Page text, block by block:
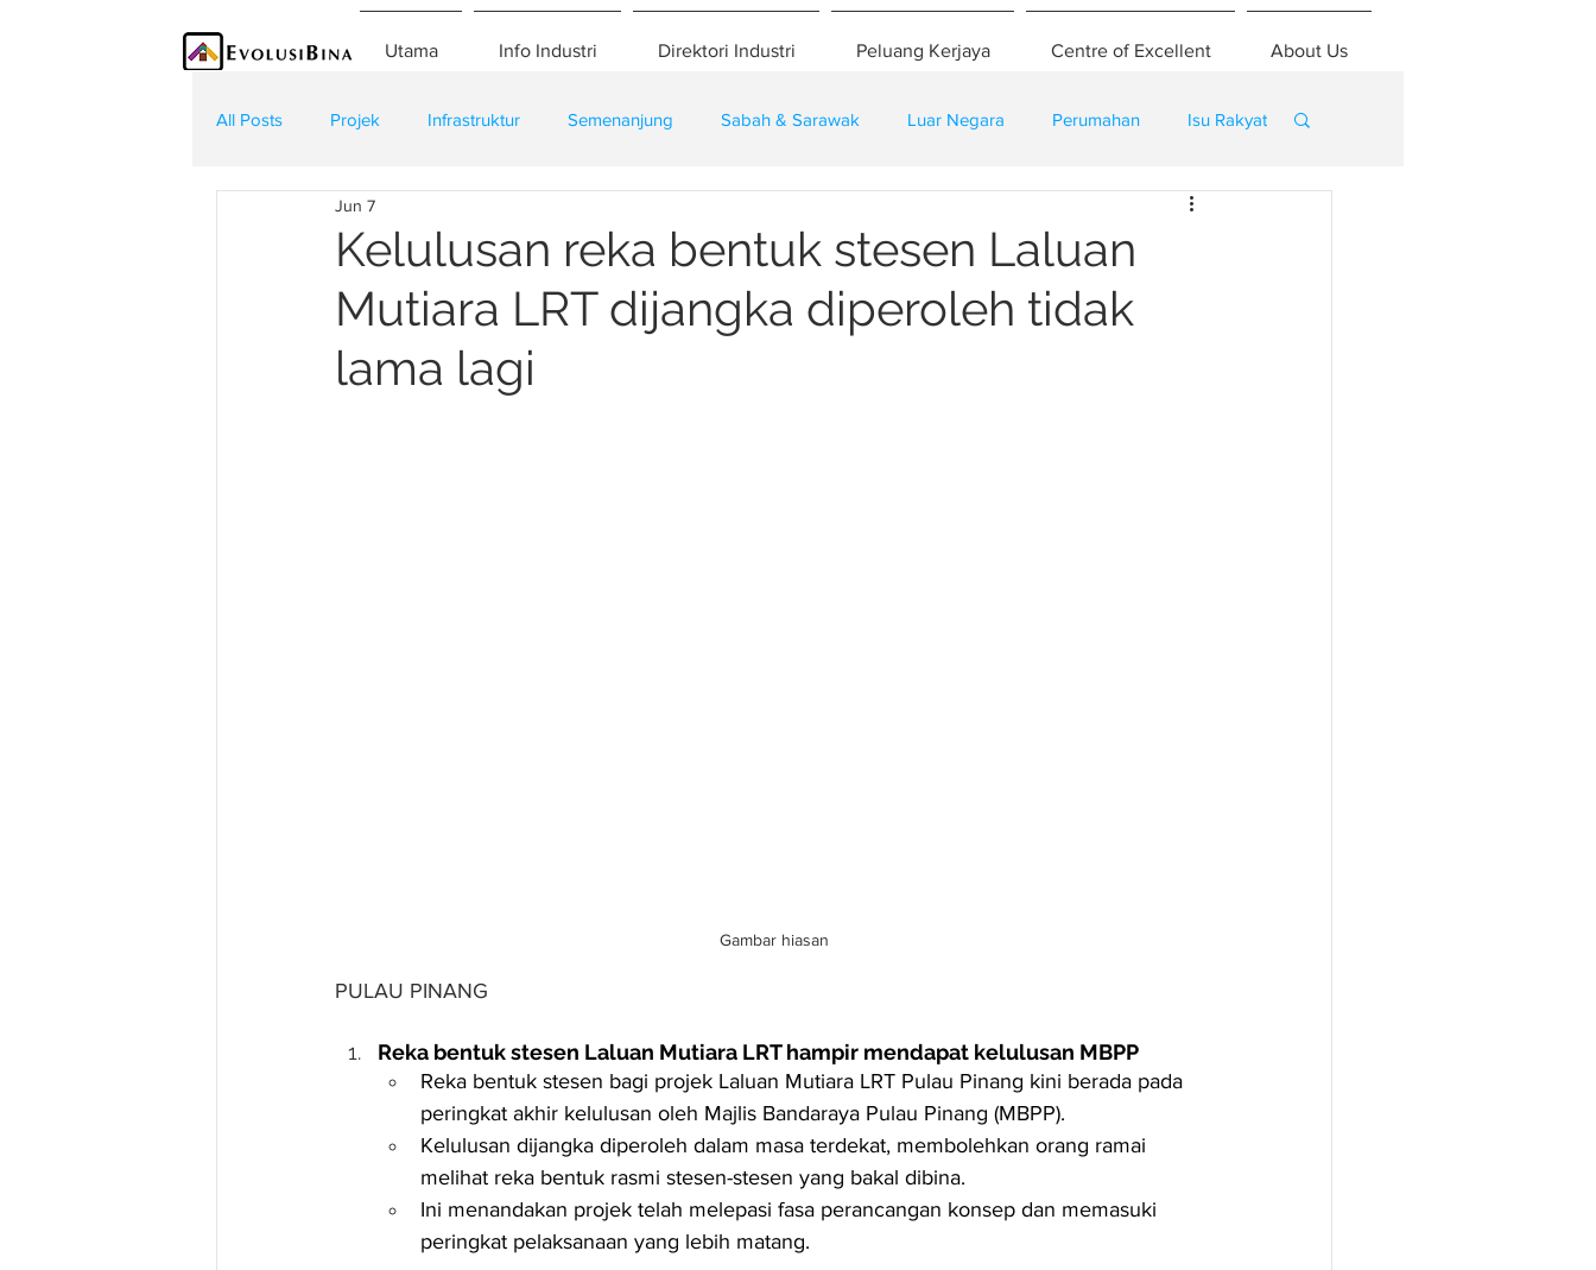
Utama Info Industri Direktori Industri Peluang Kerjaya Centre of Excellent About Us
All Posts Projek Infrastruktur Semenanjung Sabah & Sarawak Luar Negara Perumahan Isu Rakyat
Teknologi
Kelulusan reka bentuk stesen Laluan
Mutiara LRT dijangka diperoleh tidak
lama lagi
Jun 7
Gambar hiasan
PULAU PINANG
Reka bentuk stesen Laluan Mutiara LRT hampir mendapat kelulusan MBPP
Reka bentuk stesen bagi projek Laluan Mutiara LRT Pulau Pinang kini berada pada
peringkat akhir kelulusan oleh Majlis Bandaraya Pulau Pinang (MBPP).
Kelulusan dijangka diperoleh dalam masa terdekat, membolehkan orang ramai
melihat reka bentuk rasmi stesen-stesen yang bakal dibina.
Ini menandakan projek telah melepasi fasa perancangan konsep dan memasuki
peringkat pelaksanaan yang lebih matang.